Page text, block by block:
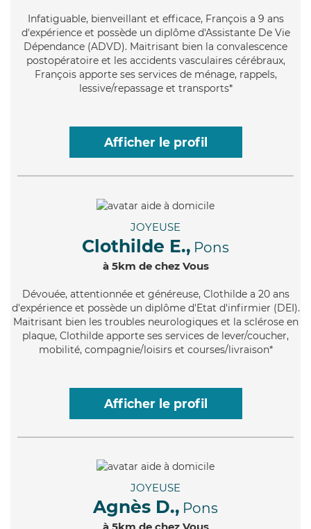
Infatiguable, bienveillant et efficace, François a 9 ans
d'expérience et possède un diplôme d'Assistante De Vie
Dépendance (ADVD). Maitrisant bien la convalescence
postopératoire et les accidents vasculaires cérébraux,
François apporte ses services de ménage, rappels,
lessive/repassage et transports*
Afficher le profil
JOYEUSE
Clothilde E., Pons
à 5km de chez Vous
Dévouée, attentionnée et généreuse, Clothilde a 20 ans
d'expérience et possède un diplôme d'Etat d'infirmier (DEI).
Maitrisant bien les troubles neurologiques et la sclérose en
plaque, Clothilde apporte ses services de lever/coucher,
mobilité, compagnie/loisirs et courses/livraison*
Afficher le profil
JOYEUSE
Agnès D., Pons